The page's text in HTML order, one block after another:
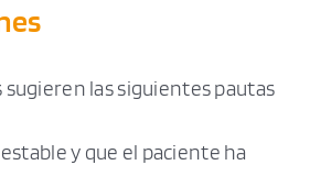
las siguientes pautas
y que el paciente ha